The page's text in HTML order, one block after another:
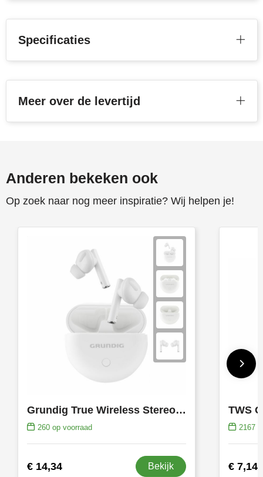
Vinga
Waterman
Specificaties
Meer over de levertijd
Anderen bekeken ook
Op zoek naar nog meer inspiratie? Wij helpen je!
Grundig True Wireless Stereo Earbuds oortjes
260op voorraad
€ 14,34 Bekijk
TWS
2167
€ 7,14